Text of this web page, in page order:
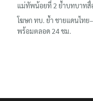
แม่ทัพน้อยที่ 2 ย้ำบทบาท
โฆษก ทบ. ย้ำ ชายแดนไทย
พร้อมตลอด 24 ชม.